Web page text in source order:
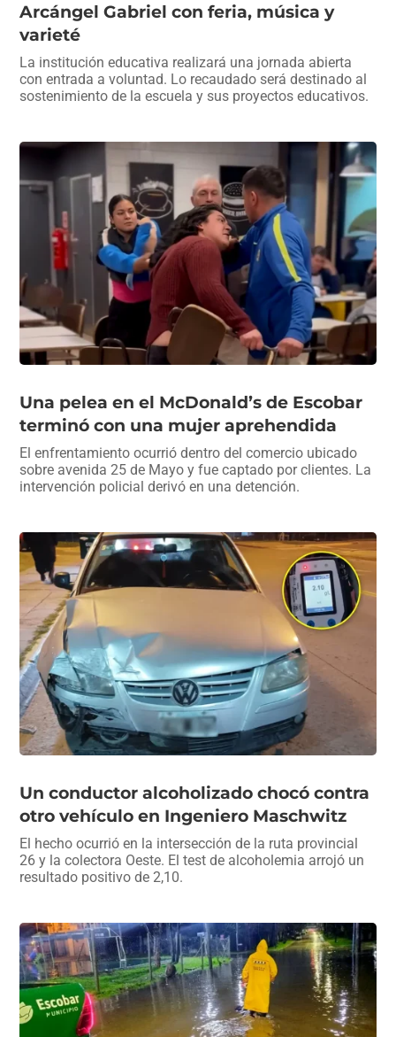
Arcángel Gabriel con feria, música y
varieté
La institución educativa realizará una jornada abierta
con entrada a voluntad. Lo recaudado será destinado al
sostenimiento de la escuela y sus proyectos educativos.
Una pelea en el McDonald’s de Escobar
terminó con una mujer aprehendida
El enfrentamiento ocurrió dentro del comercio ubicado
sobre avenida 25 de Mayo y fue captado por clientes. La
intervención policial derivó en una detención.
Un conductor alcoholizado chocó contra
otro vehículo en Ingeniero Maschwitz
El hecho ocurrió en la intersección de la ruta provincial
26 y la colectora Oeste. El test de alcoholemia arrojó un
resultado positivo de 2,10.